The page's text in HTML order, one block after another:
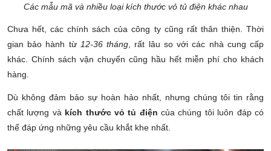
Các mẫu mã và nhiều loại kích thước vỏ tủ điện khác nhau
Chưa hết, các chính sách của công ty cũng rất thân thiện. Thời
gian bảo hành từ 12-36 tháng , rất lâu so với các nhà cung cấp
khác. Chính sách vận chuyển cũng hầu hết miễn phí cho khách
hàng.
Dù không đảm bảo sự hoàn hảo nhất, nhưng chúng tôi tin rằng
chất lượng và kích thước vỏ tủ điện của chúng tôi luôn đáp có
thể đáp ứng những yêu cầu khắt khe nhất.